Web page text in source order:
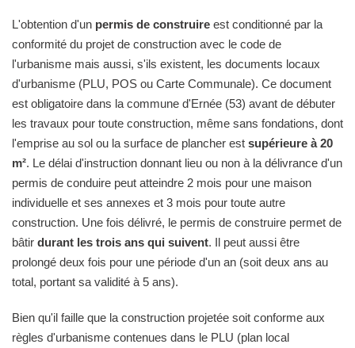
L'obtention d'un permis de construire est conditionné par la
conformité du projet de construction avec le code de
l'urbanisme mais aussi, s'ils existent, les documents locaux
d'urbanisme (PLU, POS ou Carte Communale). Ce document
est obligatoire dans la commune d'Ernée (53) avant de débuter
les travaux pour toute construction, même sans fondations, dont
l'emprise au sol ou la surface de plancher est supérieure à 20
m². Le délai d'instruction donnant lieu ou non à la délivrance d'un
permis de conduire peut atteindre 2 mois pour une maison
individuelle et ses annexes et 3 mois pour toute autre
construction. Une fois délivré, le permis de construire permet de
bâtir durant les trois ans qui suivent. Il peut aussi être
prolongé deux fois pour une période d'un an (soit deux ans au
total, portant sa validité à 5 ans).
Bien qu'il faille que la construction projetée soit conforme aux
règles d'urbanisme contenues dans le PLU (plan local